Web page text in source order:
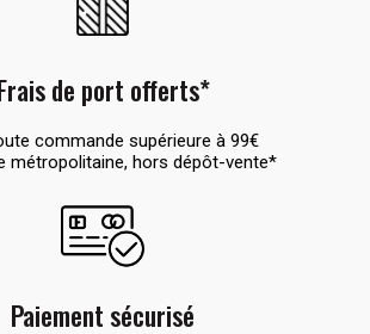
de port offerts*
commande supérieure à 99€
métropolitaine, hors dépôt-vente*
Paiement sécurisé